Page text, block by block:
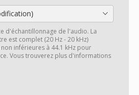
d'échantillonnage de l'audio. La
est complet (20 Hz - 20 kHz)
inférieures à 44.1 kHz pour
Vous trouverez plus d'informations